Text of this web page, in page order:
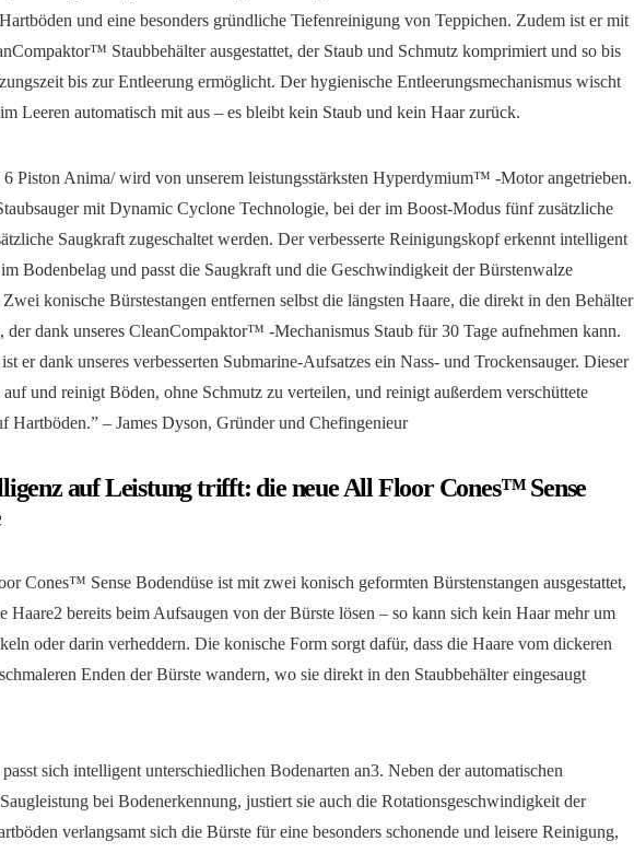
und eine besonders gründliche Tiefenreinigung von Teppichen. Zudem ist er mit
Staubbehälter ausgestattet, der Staub und Schmutz komprimiert und so bis
bis zur Entleerung ermöglicht. Der hygienische Entleerungsmechanismus wischt
Leeren automatisch mit aus – es bleibt kein Staub und kein Haar zurück.
Piston Anima/ wird von unserem leistungsstärksten Hyperdymium™ -Motor angetrieben.
mit Dynamic Cyclone Technologie, bei der im Boost-Modus fünf zusätzliche
Saugkraft zugeschaltet werden. Der verbesserte Reinigungskopf erkennt intelligent
Bodenbelag und passt die Saugkraft und die Geschwindigkeit der Bürstenwalze
konische Bürstestangen entfernen selbst die längsten Haare, die direkt in den Behälter
der dank unseres CleanCompaktor™ -Mechanismus Staub für 30 Tage aufnehmen kann.
er dank unseres verbesserten Submarine-Aufsatzes ein Nass- und Trockensauger. Dieser
und reinigt Böden, ohne Schmutz zu verteilen, und reinigt außerdem verschüttete
Hartböden.” – James Dyson, Gründer und Chefingenieur
auf Leistung trifft: die neue All Floor Cones™ Sense
Cones™ Sense Bodendüse ist mit zwei konisch geformten Bürstenstangen ausgestattet,
Haare2 bereits beim Aufsaugen von der Bürste lösen – so kann sich kein Haar mehr um
oder darin verheddern. Die konische Form sorgt dafür, dass die Haare vom dickeren
Enden der Bürste wandern, wo sie direkt in den Staubbehälter eingesaugt
sich intelligent unterschiedlichen Bodenarten an3. Neben der automatischen
bei Bodenerkennung, justiert sie auch die Rotationsgeschwindigkeit der
verlangsamt sich die Bürste für eine besonders schonende und leisere Reinigung,